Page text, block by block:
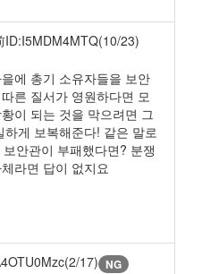
ID:I5MDM4MTQ(10/23)
에 총기 소유자들을 보안
른 질서가 영원하다면 모
이 되는 것을 막으려면 그
게 보복해준다! 같은 말로
안관이 부패했다면? 분쟁
라면 답이 없지요
17) NG